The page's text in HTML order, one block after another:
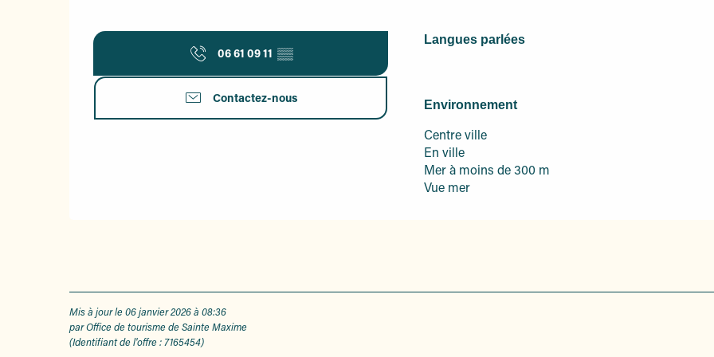
06 61 09 11 ▒▒
Contactez-nous
Langues parlées
Langues parlées
Environnement
Environnement
Centre ville
En ville
Mer à moins de 300 m
Vue mer
Mis à jour le 06 janvier 2026 à 08:36
par Office de tourisme de Sainte Maxime
(Identifiant de l'offre : 7165454)